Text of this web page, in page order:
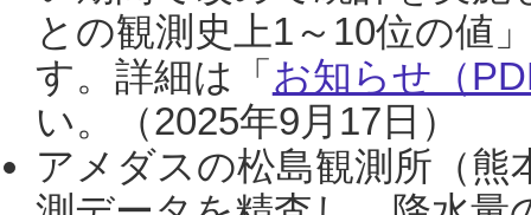
との観測史上1～10位の値
す。詳細は「 お知らせ（
い。（2025年9月17日）
アメダスの松島観測所（熊